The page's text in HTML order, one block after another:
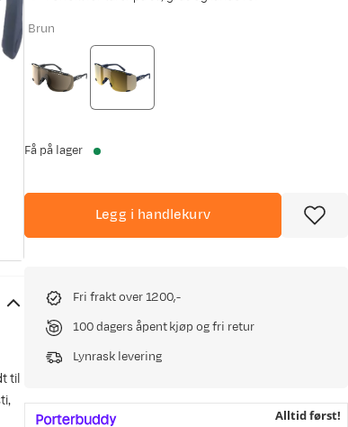
til
Brun
Få på lager
Legg i handlekurv
Fri frakt over 1200,-
100 dagers åpent kjøp og fri retur
Lynrask levering
Alltid først!